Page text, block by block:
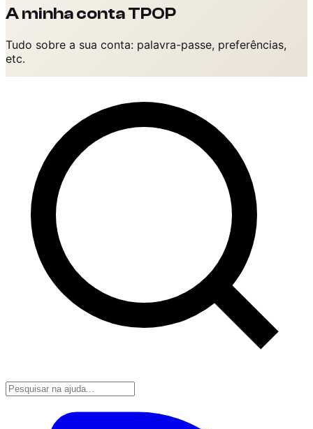
A minha conta TPOP
Tudo sobre a sua conta: palavra-passe, preferências,
etc.